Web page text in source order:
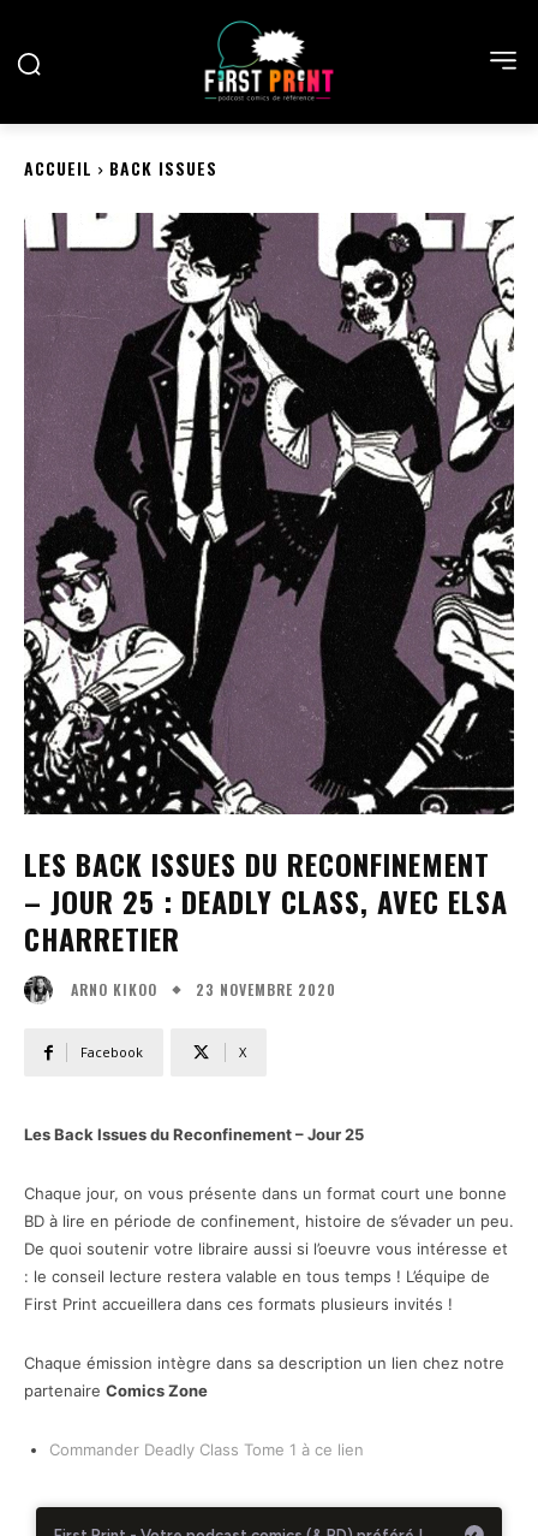
ACCUEIL BACK ISSUES
LES BACK ISSUES DU RECONFINEMENT
– JOUR 25 : DEADLY CLASS, AVEC ELSA
CHARRETIER
ARNO KIKOO 23 NOVEMBRE 2020
Facebook X
Les Back Issues du Reconfinement – Jour 25
Chaque jour, on vous présente dans un format court une bonne
BD à lire en période de confinement, histoire de s’évader un peu.
De quoi soutenir votre libraire aussi si l’oeuvre vous intéresse et
: le conseil lecture restera valable en tous temps ! L’équipe de
First Print accueillera dans ces formats plusieurs invités !
Chaque émission intègre dans sa description un lien chez notre
partenaire Comics Zone
Commander Deadly Class Tome 1 à ce lien